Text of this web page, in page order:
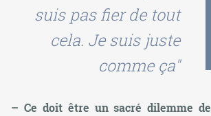
suis pas fier de tout
cela. Je suis juste
comme ça"
– Ce doit être un sacré dilemme de